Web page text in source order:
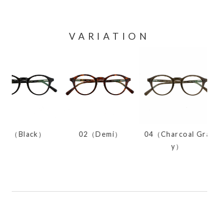
VARIATION
） 02（Demi）
04（Charcoal Gra
01